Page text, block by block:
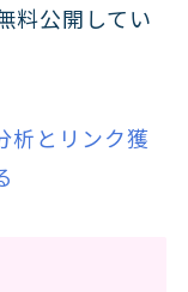
料公開してい
析とリンク獲